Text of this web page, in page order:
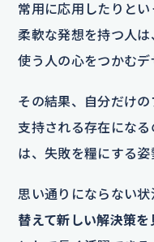
常用に応用したりとい
柔軟な発想を持つ人
使う人の心をつかむデ
その結果、自分だけ
支持される存在にな
は、失敗を糧にする姿
思い通りにならない
替えて新しい解決策